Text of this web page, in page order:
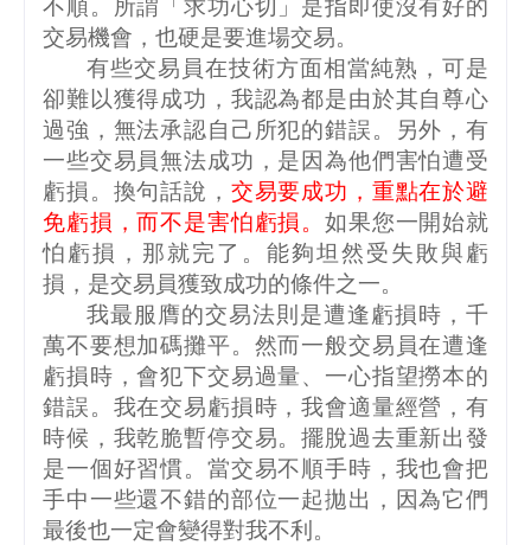
交易機會，也硬是要進場交易。
有些交易員在技術方面相當純熟，可是
卻難以獲得成功，我認為都是由於其自尊心
過強，無法承認自己所犯的錯誤。另外，有
一些交易員無法成功，是因為他們害怕遭受
虧損。換句話說， 交易要成功，重點在於避
免虧損，而不是害怕虧損。 如果您一開始就
怕虧損，那就完了。能夠坦然受失敗與虧
損，是交易員獲致成功的條件之一。
我最服膺的交易法則是遭逢虧損時，千
萬不要想加碼攤平。然而一般交易員在遭逢
虧損時，會犯下交易過量、一心指望撈本的
錯誤。我在交易虧損時，我會適量經營，有
時候，我乾脆暫停交易。擺脫過去重新出發
是一個好習慣。當交易不順手時，我也會把
手中一些還不錯的部位一起拋出，因為它們
最後也一定會變得對我不利。